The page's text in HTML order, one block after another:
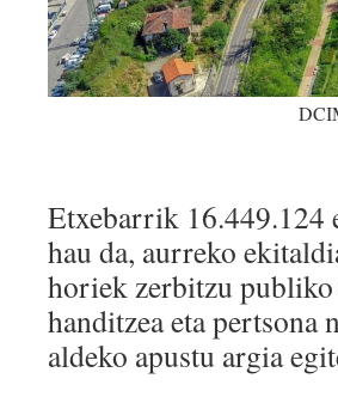
Etxebarrik 16.449.124
hau da, aurreko
horiek zerbitzu
handitzea eta pertsona
aldeko apustu argia